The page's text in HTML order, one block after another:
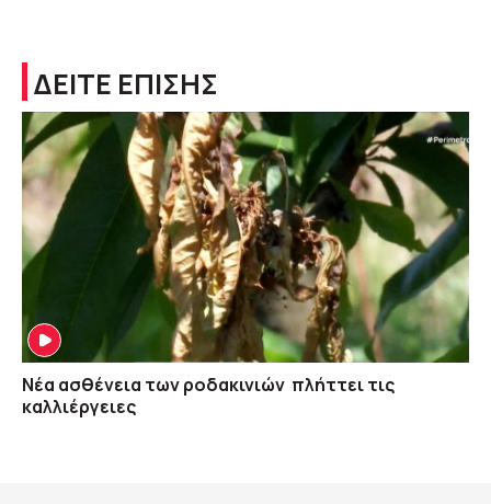
ΔΕΙΤΕ ΕΠΙΣΗΣ
Νέα ασθένεια των ροδακινιών πλήττει τις
καλλιέργειες